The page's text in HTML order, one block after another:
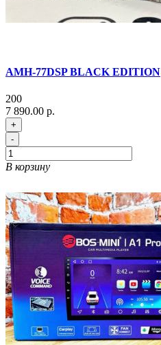
AMH-77DSP BLACK EDITION
200
7 890.00 р.
+
-
В корзину